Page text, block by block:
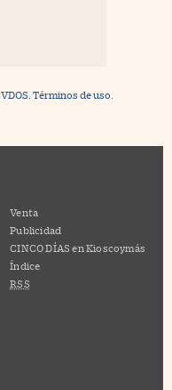
VDOS Términos de uso.
Venta
Publicidad
CINCO DÍAS en Kioscoymás
Índice
RSS